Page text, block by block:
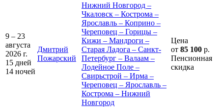
9 – 23
августа
2026 г.
15 дней
14 ночей
Дмитрий
Пожарский
Нижний Новгород –
Чкаловск – Кострома –
Ярославль – Коприно –
Череповец – Горицы –
Кижи – Мандроги –
Старая Ладога – Санкт-
Петербург – Валаам –
Лодейное Поле –
Свирьстрой – Ирма –
Череповец – Ярославль –
Кострома – Нижний
Новгород
Цена
от 85 100 р.
Пенсионная
скидка